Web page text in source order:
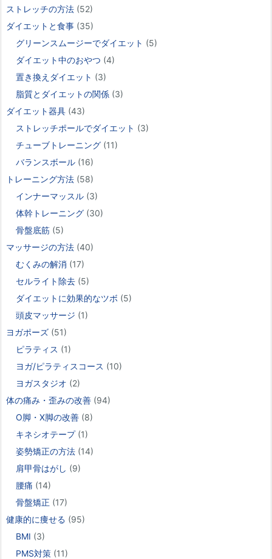
ストレッチの方法 (52)
ダイエットと食事 (35)
グリーンスムージーでダイエット (5)
ダイエット中のおやつ (4)
置き換えダイエット (3)
脂質とダイエットの関係 (3)
ダイエット器具 (43)
ストレッチポールでダイエット (3)
チューブトレーニング (11)
バランスボール (16)
トレーニング方法 (58)
インナーマッスル (3)
体幹トレーニング (30)
骨盤底筋 (5)
マッサージの方法 (40)
むくみの解消 (17)
セルライト除去 (5)
ダイエットに効果的なツボ (5)
頭皮マッサージ (1)
ヨガポーズ (51)
ピラティス (1)
ヨガ/ピラティスコース (10)
ヨガスタジオ (2)
体の痛み・歪みの改善 (94)
O脚・X脚の改善 (8)
キネシオテープ(1)
姿勢矯正の方法 (14)
肩甲骨はがし (9)
腰痛 (14)
骨盤矯正 (17)
健康的に痩せる (95)
BMI (3)
PMS対策 (11)